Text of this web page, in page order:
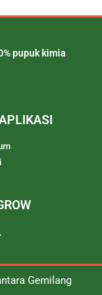
pupuk kimia
Gemilang